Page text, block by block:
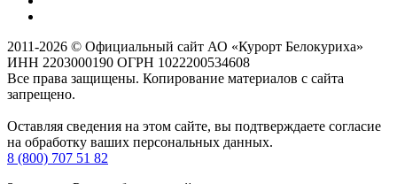
2011-2026 © Официальный сайт АО «Курорт Белокуриха»
ИНН 2203000190 ОГРН 1022200534608
Все права защищены. Копирование материалов с сайта
запрещено.
Оставляя сведения на этом сайте, вы подтверждаете согласие
на обработку ваших персональных данных.
8 (800) 707 51 82